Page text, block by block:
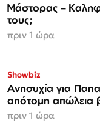
Μάστορας –
τους;
πριν 1 ώρα
Showbiz
Ανησυχία για
απότομη απώλεια
πριν 1 ώρα